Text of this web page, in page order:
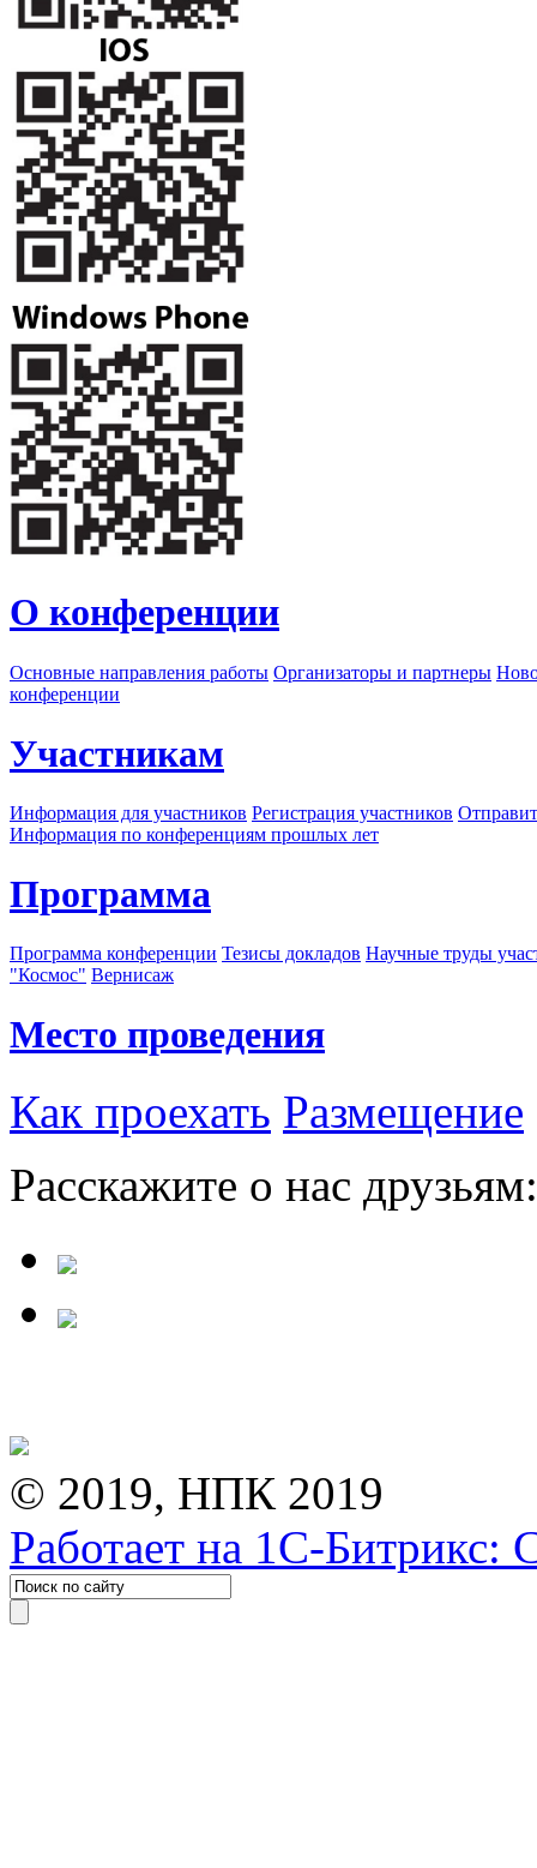
О конференции
Основные направления работы Организаторы и партнеры
конференции
Участникам
Информация для участников Регистрация участников
Информация по конференциям прошлых лет
Программа
Программа конференции Тезисы докладов Научные труды
"Космос" Вернисаж
Место проведения
Как проехать Размещение
Расскажите о нас друзьям:
© 2019, НПК 2019
Работает на 1С-Битрикс: